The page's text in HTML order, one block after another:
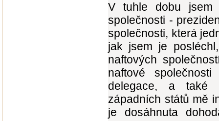
V tuhle dobu jsem
společnosti -
společnosti, která
jak jsem je
naftových
naftové
delegace, a také
západních států mě
je dosáhnuta